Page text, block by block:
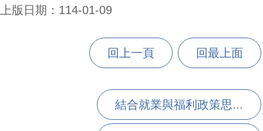
上版日期：114-01-09
回上一頁 回最上面
結合就業與福利政策思...